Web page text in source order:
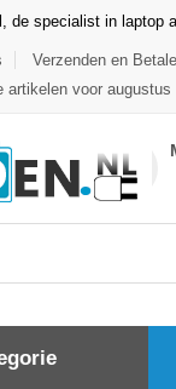
de specialist in laptop
Verzenden en
artikelen voor augustus